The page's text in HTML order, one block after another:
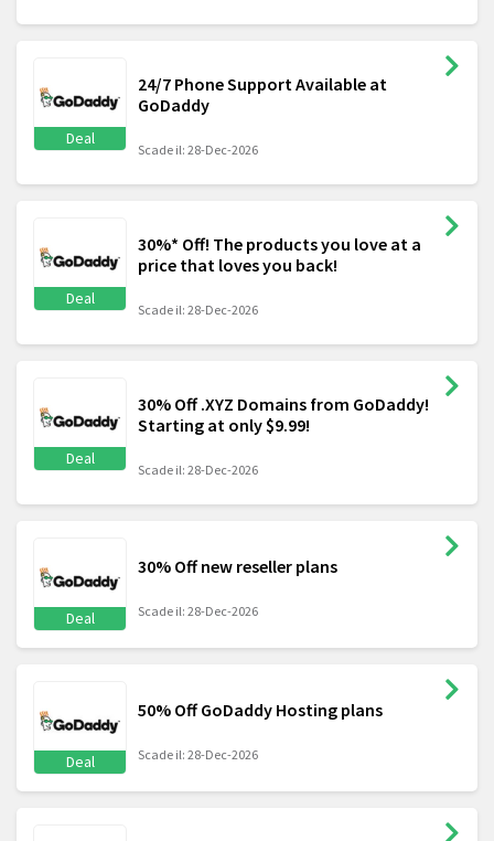
Deal
24/7 Phone Support Available at
GoDaddy
Scade il: 28-Dec-2026
Deal
30%* Off! The products you love at a
price that loves you back!
Scade il: 28-Dec-2026
Deal
30% Off .XYZ Domains from GoDaddy!
Starting at only $9.99!
Scade il: 28-Dec-2026
Deal
30% Off new reseller plans
Scade il: 28-Dec-2026
Deal
50% Off GoDaddy Hosting plans
Scade il: 28-Dec-2026